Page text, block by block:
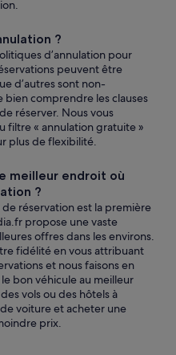
?
d’annulation pour
peuvent être
d’autres sont non-
bien comprendre les clauses
réserver. Nous vous
filtre « annulation gratuite »
plus de flexibilité.
meilleur endroit où
?
réservation est la première
propose une vaste
offres dans les environs.
fidélité en vous attribuant
et nous faisons en
bon véhicule au meilleur
vols ou des hôtels à
voiture et acheter une
prix.